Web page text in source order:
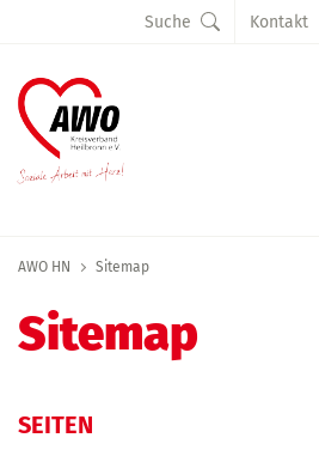
Suche Kontakt
AWO HN Sitemap
Sitemap
SEITEN